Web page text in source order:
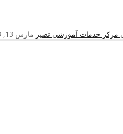
مرکز خدمات آموزشی نصیر مارس 13, 2023